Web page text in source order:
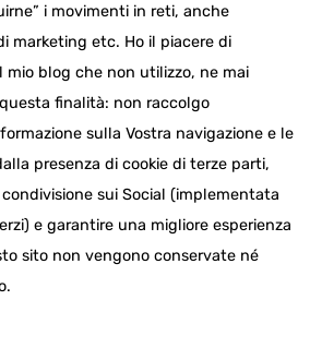
i movimenti in reti, anche
marketing etc. Ho il piacere di
mio blog che non utilizzo, ne mai
finalità: non raccolgo
sulla Vostra navigazione e le
presenza di cookie di terze parti,
sui Social (implementata
e garantire una migliore esperienza
sito non vengono conservate né